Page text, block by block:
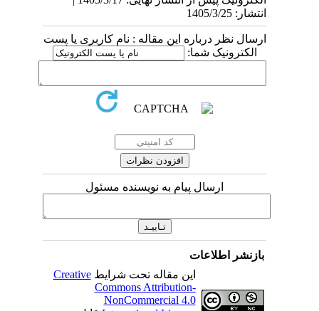
انتشار: 1405/3/25
ارسال نظر درباره این مقاله : نام کاربری یا پست
الکترونیک شما:
ارسال پیام به نویسنده مسئول
بازنشر اطلاعات
این مقاله تحت شرایطCreative
Commons Attribution-
NonCommercial 4.0